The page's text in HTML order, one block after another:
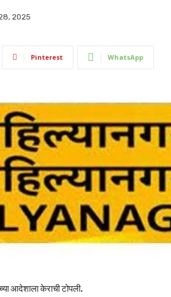
2025
Pinterest WhatsApp
आदेशाला केराची टोपली.